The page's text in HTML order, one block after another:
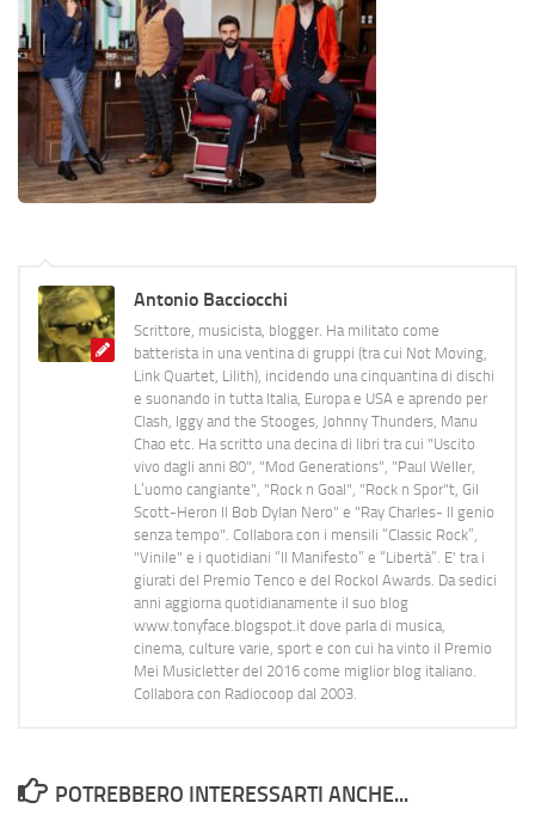
Antonio Bacciocchi
Scrittore, musicista, blogger. Ha militato come
batterista in una ventina di gruppi (tra cui Not Moving,
Link Quartet, Lilith), incidendo una cinquantina di dischi
e suonando in tutta Italia, Europa e USA e aprendo per
Clash, Iggy and the Stooges, Johnny Thunders, Manu
Chao etc. Ha scritto una decina di libri tra cui "Uscito
vivo dagli anni 80", "Mod Generations", "Paul Weller,
L’uomo cangiante", "Rock n Goal", "Rock n Spor"t, Gil
Scott-Heron Il Bob Dylan Nero" e "Ray Charles- Il genio
senza tempo". Collabora con i mensili “Classic Rock”,
"Vinile" e i quotidiani “Il Manifesto” e “Libertà”. E' tra i
giurati del Premio Tenco e del Rockol Awards. Da sedici
anni aggiorna quotidianamente il suo blog
www.tonyface.blogspot.it dove parla di musica,
cinema, culture varie, sport e con cui ha vinto il Premio
Mei Musicletter del 2016 come miglior blog italiano.
Collabora con Radiocoop dal 2003.
POTREBBERO INTERESSARTI ANCHE...